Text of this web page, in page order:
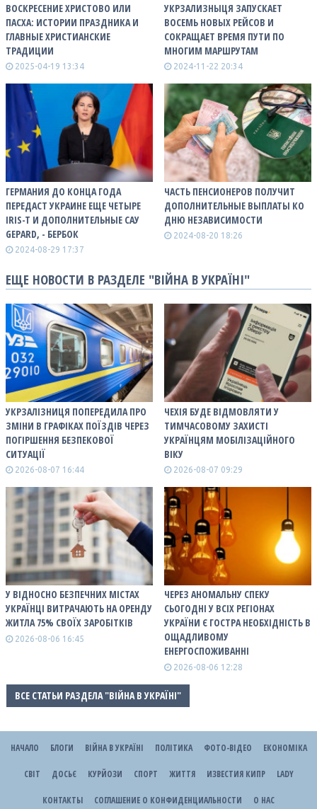
ВОСКРЕСЕНИЕ ХРИСТОВО ИЛИ
ПАСХА: ИСТОРИИ ПРАЗДНИКА И
ГЛАВНЫЕ ХРИСТИАНСКИЕ
ТРАДИЦИИ
2025-04-19 13:34
УКРЗАЛИЗНЫЦЯ ЗАПУСКАЕТ
ВОСЕМЬ НОВЫХ РЕЙСОВ И
СОКРАЩАЕТ ВРЕМЯ ПУТИ ПО
МНОГИМ МАРШРУТАМ
2024-11-22 20:34
ГЕРМАНИЯ ДО КОНЦА ГОДА
ПЕРЕДАСТ УКРАИНЕ ЕЩЕ ЧЕТЫРЕ
IRIS-T И ДОПОЛНИТЕЛЬНЫЕ САУ
GEPARD, - БЕРБОК
2024-08-29 17:37
ЧАСТЬ ПЕНСИОНЕРОВ ПОЛУЧИТ
ДОПОЛНИТЕЛЬНЫЕ ВЫПЛАТЫ КО
ДНЮ НЕЗАВИСИМОСТИ
2024-08-20 18:26
ЕЩЕ НОВОСТИ В РАЗДЕЛЕ "ВІЙНА В УКРАЇНІ"
УКРЗАЛІЗНИЦЯ ПОПЕРЕДИЛА ПРО
ЗМІНИ В ГРАФІКАХ ПОЇЗДІВ ЧЕРЕЗ
ПОГІРШЕННЯ БЕЗПЕКОВОЇ
СИТУАЦІЇ
2026-08-07 16:44
ЧЕХІЯ БУДЕ ВІДМОВЛЯТИ У
ТИМЧАСОВОМУ ЗАХИСТІ
УКРАЇНЦЯМ МОБІЛІЗАЦІЙНОГО
ВІКУ
2026-08-07 09:29
У ВІДНОСНО БЕЗПЕЧНИХ МІСТАХ
УКРАЇНЦІ ВИТРАЧАЮТЬ НА ОРЕНДУ
ЖИТЛА 75% СВОЇХ ЗАРОБІТКІВ
2026-08-06 16:45
ЧЕРЕЗ АНОМАЛЬНУ СПЕКУ
СЬОГОДНІ У ВСІХ РЕГІОНАХ
УКРАЇНИ Є ГОСТРА НЕОБХІДНІСТЬ В
ОЩАДЛИВОМУ
ЕНЕРГОСПОЖИВАННІ
2026-08-06 12:28
ВСЕ СТАТЬИ РАЗДЕЛА "ВІЙНА В УКРАЇНІ"
НАЧАЛО БЛОГИ ВІЙНА В УКРАЇНІ ПОЛІТИКА ФОТО-ВІДЕО ЕКОНОМІКА
СВІТ ДОСЬЄ КУРЙОЗИ СПОРТ ЖИТТЯ ИЗВЕСТИЯ КИПР LADY
КОНТАКТЫ СОГЛАШЕНИЕ О КОНФИДЕНЦИАЛЬНОСТИ О НАС